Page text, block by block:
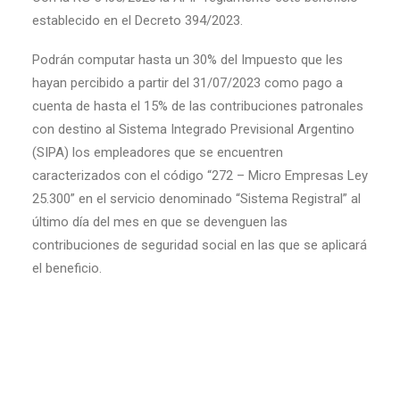
establecido en el Decreto 394/2023.
Podrán computar hasta un 30% del Impuesto que les
hayan percibido a partir del 31/07/2023 como pago a
cuenta de hasta el 15% de las contribuciones patronales
con destino al Sistema Integrado Previsional Argentino
(SIPA) los empleadores que se encuentren
caracterizados con el código “272 – Micro Empresas Ley
25.300” en el servicio denominado “Sistema Registral” al
último día del mes en que se devenguen las
contribuciones de seguridad social en las que se aplicará
el beneficio.